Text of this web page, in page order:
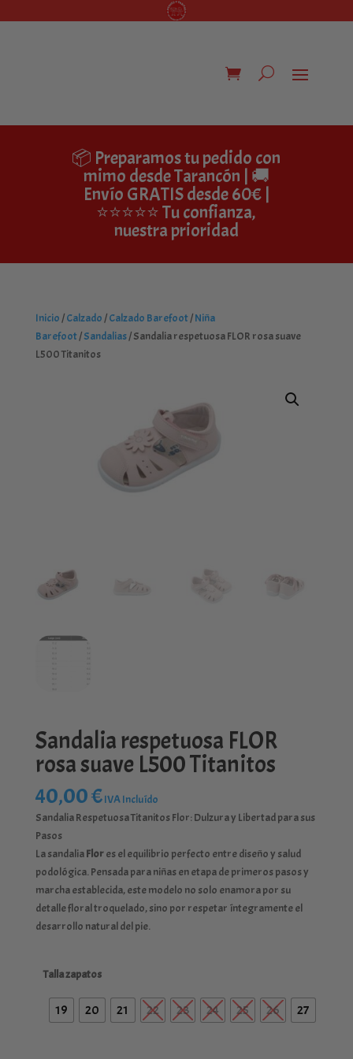
📦 Preparamos tu pedido con
mimo desde Tarancón | 🚚
Envío GRATIS desde 60€ |
⭐⭐⭐⭐⭐ Tu confianza,
nuestra prioridad
Inicio /Calzado /Calzado Barefoot/Niña
Barefoot/Sandalias/ Sandalia respetuosa FLOR rosa suave
L500 Titanitos
Sandalia respetuosa FLOR
rosa suave L500 Titanitos
40,00€IVA Incluído
Sandalia Respetuosa Titanitos Flor: Dulzura y Libertad para sus
Pasos
La sandaliaFlores el equilibrio perfecto entre diseño y salud
podológica. Pensada para niñas en etapa de primeros pasos y
marcha establecida, este modelo no solo enamora por su
detalle floral troquelado, sino por respetar íntegramente el
desarrollo natural del pie.
Talla zapatos
19 20 21 22 23 24 25 26 27